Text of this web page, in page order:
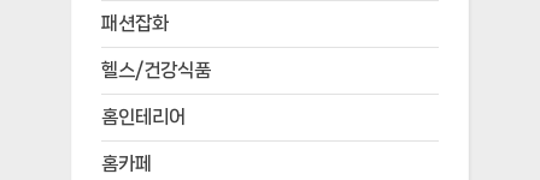
패션잡화
헬스/건강식품
홈인테리어
홈카페